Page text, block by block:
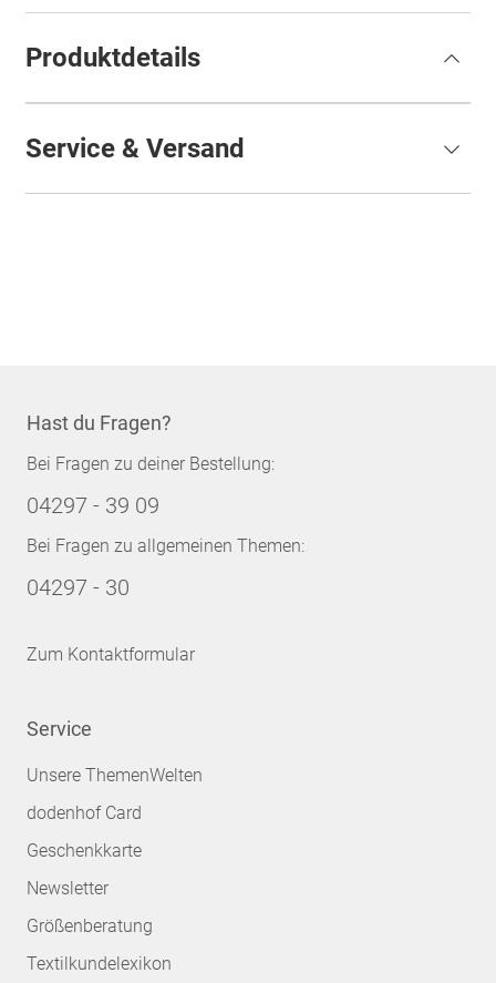
Produktdetails
Service & Versand
Hast du Fragen?
Bei Fragen zu deiner Bestellung:
04297 - 39 09
Bei Fragen zu allgemeinen Themen:
04297 - 30
Zum Kontaktformular
Service
Unsere ThemenWelten
dodenhof Card
Geschenkkarte
Newsletter
Größenberatung
Textilkundelexikon